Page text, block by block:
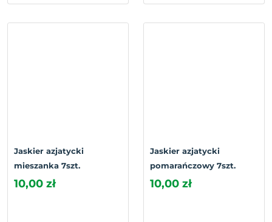
Jaskier azjatycki
mieszanka 7szt.
10,00 zł
Jaskier azjatycki
pomarańczowy 7szt.
10,00 zł